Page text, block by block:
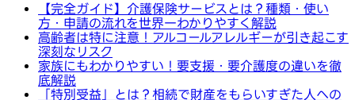
【完全ガイド】介護保険サービスとは？種類・使い
方・申請の流れを世界一わかりやすく解説
高齢者は特に注意！アルコールアレルギーが引き起こす
深刻なリスク
家族にもわかりやすい！要支援・要介護度の違いを徹
底解説
「特別受益」とは？相続で財産をもらいすぎた人への